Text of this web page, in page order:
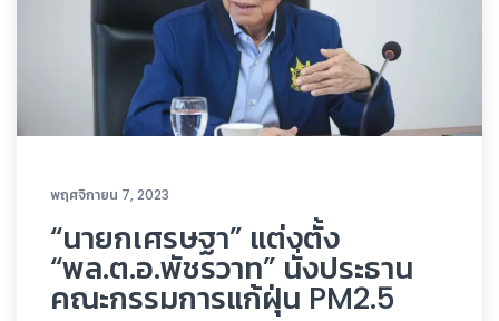
พฤศจิกายน 7, 2023
“นายกเศรษฐา” แต่งตั้ง
“พล.ต.อ.พัชรวาท” นั่งประธาน
คณะกรรมการแก้ฝุ่น PM2.5